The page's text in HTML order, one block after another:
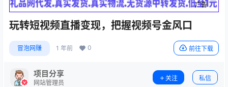
广告
玩转短视频直播变现，把握视频号金风口
冒泡网赚 1 年前 0 前往下载
项目分享
网站管理员
关注 私信